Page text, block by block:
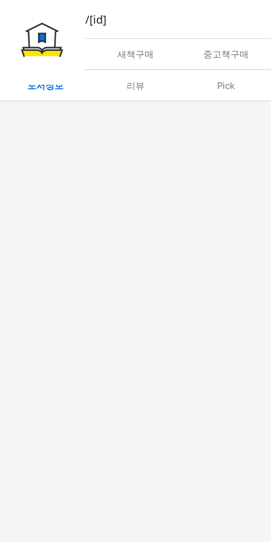
book/rent/[id]
대여 새책구매 중고책구매
도서정보 리뷰 Pick